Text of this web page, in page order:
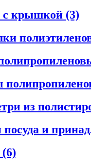
с крышкой (3)
из
посуда и
(6)